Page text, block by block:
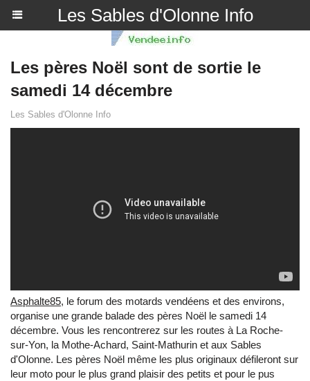
Les Sables d'Olonne Info
Les pères Noël sont de sortie le
samedi 14 décembre
Les Sables d'Olonne Info
Asphalte85, le forum des motards vendéens et des environs,
organise une grande balade des pères Noël le samedi 14
décembre. Vous les rencontrerez sur les routes à La Roche-
sur-Yon, la Mothe-Achard, Saint-Mathurin et aux Sables
d'Olonne. Les pères Noël même les plus originaux défileront sur
leur moto pour le plus grand plaisir des petits et pour le pus